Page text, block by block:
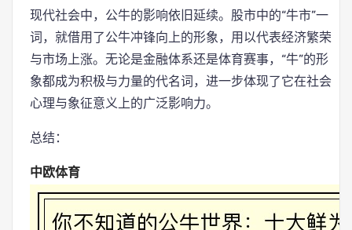
现代社会中，公牛的影响依旧延续。股市中的“牛市”一
词，就借用了公牛冲锋向上的形象，用以代表经济繁荣
与市场上涨。无论是金融体系还是体育赛事，“牛”的形
象都成为积极与力量的代名词，进一步体现了它在社会
心理与象征意义上的广泛影响力。
总结：
中欧体育